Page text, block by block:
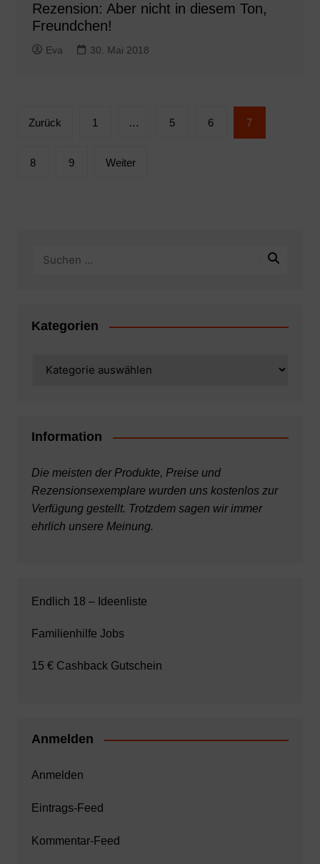
Rezension: Aber nicht in diesem Ton,
Freundchen!
Eva 30. Mai 2018
Seitennummerierung
Beiträge
Zurück 1 … 5 6 7
8 9 Weiter
Kategorien
Information
Die meisten der Produkte, Preise und
Rezensionsexemplare wurden uns kostenlos zur
Verfügung gestellt. Trotzdem sagen wir immer
ehrlich unsere Meinung.
Endlich 18 – Ideenliste
Familienhilfe Jobs
15 € Cashback Gutschein
Anmelden
Anmelden
Eintrags-Feed
Kommentar-Feed